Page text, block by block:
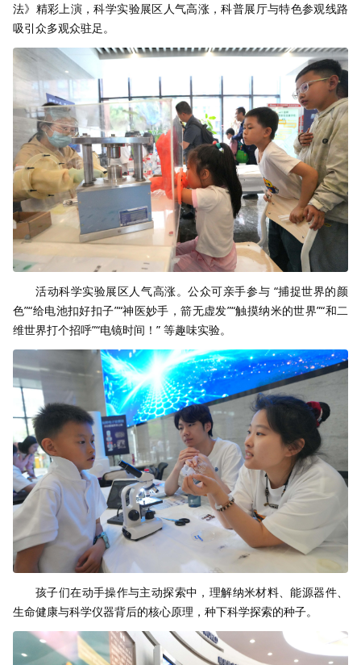
法》精彩上演，科学实验展区人气高涨，科普展厅与特色参观线路
吸引众多观众驻足。
活动科学实验展区人气高涨。公众可亲手参与 “捕捉世界的颜
色”“给电池扣好扣子”“神医妙手，箭无虚发”“触摸纳米的世界”“和二
维世界打个招呼”“电镜时间！” 等趣味实验。
孩子们在动手操作与主动探索中，理解纳米材料、能源器件、
生命健康与科学仪器背后的核心原理，种下科学探索的种子。